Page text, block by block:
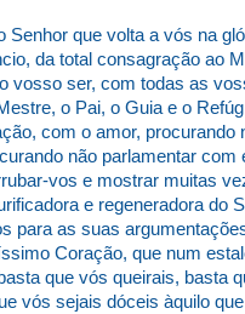
Senhor que volta a vós na
da total consagração ao
vosso ser, com todas as
o Pai, o Guia e o
com o amor, procurando
não parlamentar
vos e mostrar muitas
e regeneradora do
para as suas
Coração, que num
que vós queirais, basta
vós sejais dóceis àquilo